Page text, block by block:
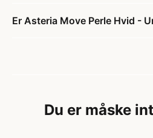
Er Asteria Move Perle Hvid -
Du er måske